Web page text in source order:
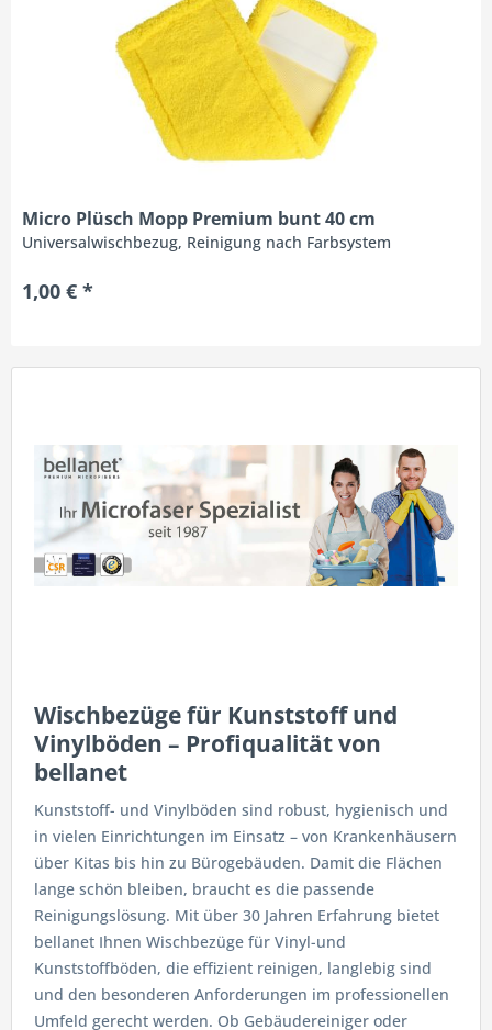
Micro Plüsch Mopp Premium bunt 40 cm
Universalwischbezug, Reinigung nach Farbsystem
1,00 € *
Wischbezüge für Kunststoff und
Vinylböden – Profiqualität von
bellanet
Kunststoff- und Vinylböden sind robust, hygienisch und
in vielen Einrichtungen im Einsatz – von Krankenhäusern
über Kitas bis hin zu Bürogebäuden. Damit die Flächen
lange schön bleiben, braucht es die passende
Reinigungslösung. Mit über 30 Jahren Erfahrung bietet
bellanet Ihnen Wischbezüge für Vinyl-und
Kunststoffböden, die effizient reinigen, langlebig sind
und den besonderen Anforderungen im professionellen
Umfeld gerecht werden. Ob Gebäudereiniger oder